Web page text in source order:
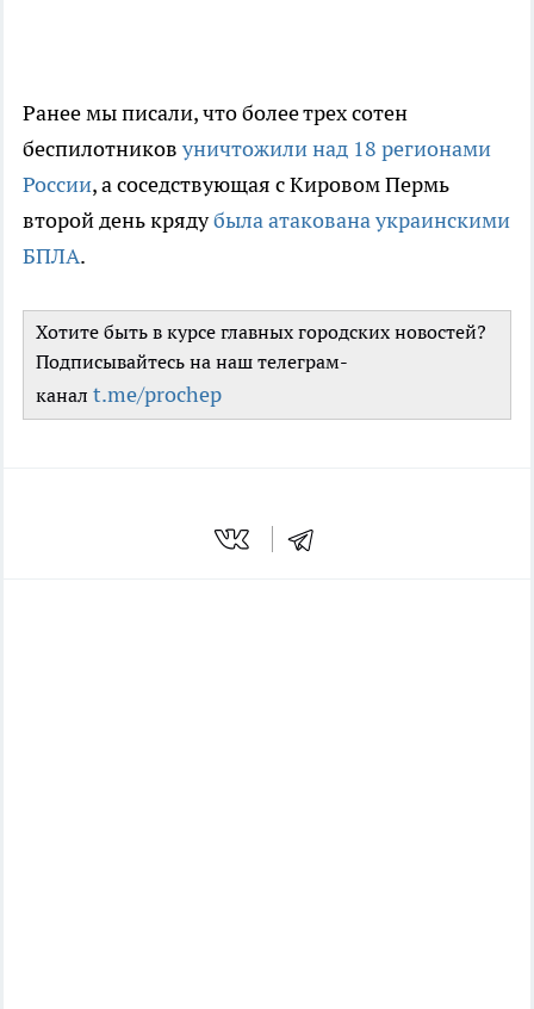
Ранее мы писали, что более трех сотен
беспилотников уничтожили над 18 регионами
России, а соседствующая с Кировом Пермь
второй день крядубыла атакована украинскими
БПЛА.
Хотите быть в курсе главных городских новостей?
Подписывайтесь на наш телеграм-
канал t.me/prochep